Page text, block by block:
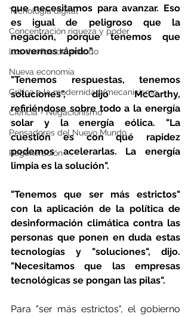
Tecnología digital
Concentración riqueza y poder
Los dueños del mundo
Nueva economía
Crítica a la modernidad/mecanicismo
Ciencia - Negacionismo
Pensadores del Nuevo Mundo
Regeneración
que necesitamos para avanzar. Eso
es igual de peligroso que la
negación, porque tenemos que
movernos rápido".
"Tenemos respuestas, tenemos
soluciones", dijo McCarthy,
refiriéndose sobre todo a la energía
solar y la energía eólica. "La
cuestión es con qué rapidez
podemos acelerarlas. La energía
limpia es la solución".
"Tenemos que ser más estrictos"
con la aplicación de la política de
desinformación climática contra las
personas que ponen en duda estas
tecnologías y "soluciones", dijo.
"Necesitamos que las empresas
tecnológicas se pongan las pilas".
Para "ser más estrictos", el gobierno